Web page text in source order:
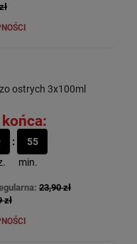
ostrych 3x100ml
końca:
55
min.
23,90 zł
zł